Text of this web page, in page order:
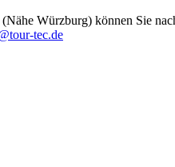
(Nähe Würzburg) können Sie
tec.de